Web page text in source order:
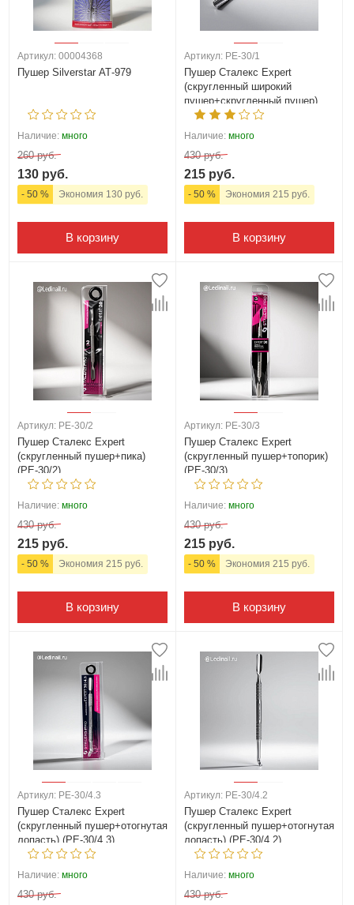
Артикул: 00004368
Пушер Silverstar АТ-979
Наличие: много
260 руб.
130 руб.
- 50 % Экономия 130 руб.
В корзину
Артикул: PE-30/1
Пушер Сталекс Expert
(скругленный широкий
пушер+скругленный пушер)
(PE-30/1)
Наличие: много
430 руб.
215 руб.
- 50 % Экономия 215 руб.
В корзину
Артикул: PE-30/2
Пушер Сталекс Expert
(скругленный пушер+пика)
(PE-30/2)
Наличие: много
430 руб.
215 руб.
- 50 % Экономия 215 руб.
В корзину
Артикул: PE-30/3
Пушер Сталекс Expert
(скругленный пушер+топорик)
(PE-30/3)
Наличие: много
430 руб.
215 руб.
- 50 % Экономия 215 руб.
В корзину
Артикул: PE-30/4.3
Пушер Сталекс Expert
(скругленный пушер+отогнутая
лопасть) (PE-30/4.3)
Наличие: много
430 руб.
Артикул: PE-30/4.2
Пушер Сталекс Expert
(скругленный пушер+отогнутая
лопасть) (PE-30/4.2)
Наличие: много
430 руб.